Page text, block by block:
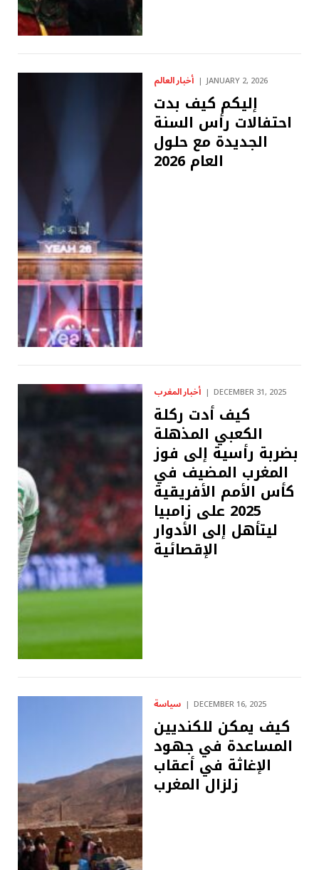
أخبار العالم JANUARY 2, 2026
إليكم كيف بدت
احتفالات رأس السنة
الجديدة مع حلول
العام 2026
أخبار المغرب DECEMBER 31, 2025
كيف أدت ركلة
الكعبي المذهلة
بضربة رأسية إلى فوز
المغرب المضيف في
كأس الأمم الأفريقية
2025 على زامبيا
ليتأهل إلى الأدوار
الإقصائية
سياسة DECEMBER 16, 2025
كيف يمكن للكنديين
المساعدة في جهود
الإغاثة في أعقاب
زلزال المغرب